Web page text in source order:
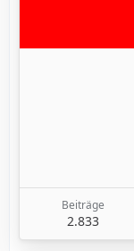
Beiträge
2.833